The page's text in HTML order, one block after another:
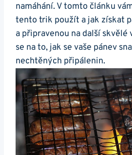
namáhání.​ V tomto článku
tento trik použít a jak získat
a připravenou na další skvělé
se na to, jak se vaše‍ pánev
nechtěných ⁣připálenin.